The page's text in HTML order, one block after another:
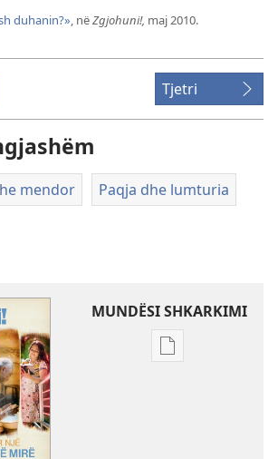
duhanin?», nëZgjohuni!, maj 2010.
Tjetri
mendor Paqja dhe lumturia
MUNDËSI SHKARKIMI
Mundësitë